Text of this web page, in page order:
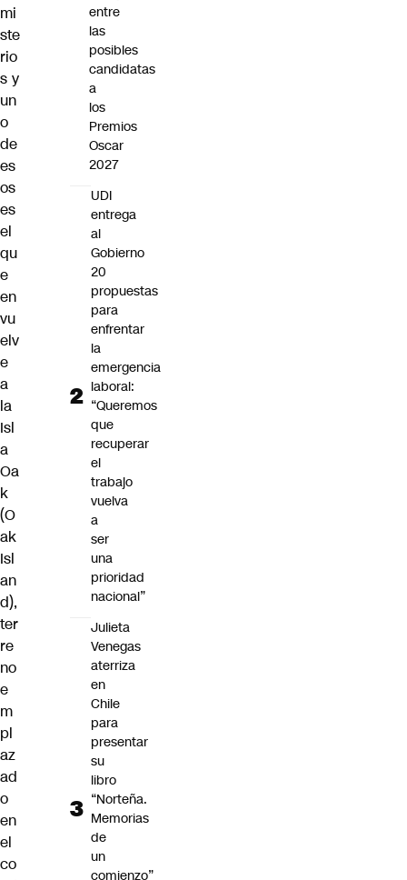
mi
ste
rio
s y
un
o
de
es
os
es
el
qu
e
en
vu
elv
e
a
la
Isl
a
Oa
k
(O
ak
Isl
an
d),
ter
re
no
e
m
pl
az
ad
o
en
el
co
entre
las
posibles
candidatas
a
los
Premios
Oscar
2027
UDI
entrega
al
Gobierno
20
propuestas
para
enfrentar
la
emergencia
laboral:
“Queremos
que
recuperar
el
trabajo
vuelva
a
ser
una
prioridad
nacional”
Julieta
Venegas
aterriza
en
Chile
para
presentar
su
libro
“Norteña.
Memorias
de
un
comienzo”